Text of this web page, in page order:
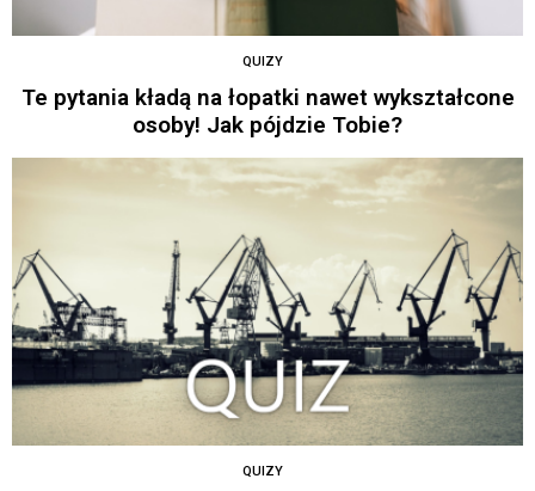
QUIZY
Te pytania kładą na łopatki nawet wykształcone
osoby! Jak pójdzie Tobie?
QUIZY